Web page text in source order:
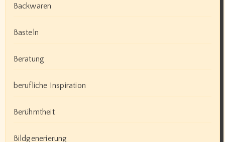
Backwaren
Basteln
Beratung
berufliche Inspiration
Berühmtheit
Bildgenerierung